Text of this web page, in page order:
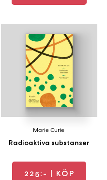
Radioaktiva substanser
Marie Curie
225:- | KÖP